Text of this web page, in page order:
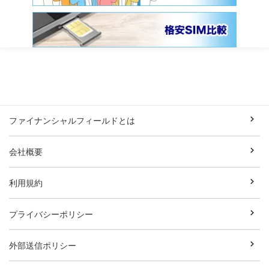
ファイナンシャルフィールドとは
会社概要
利用規約
プライバシーポリシー
外部送信ポリシー